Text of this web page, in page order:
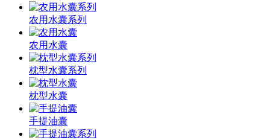
农用水囊系列
农用水囊
枕型水囊系列
枕型水囊
手提油囊